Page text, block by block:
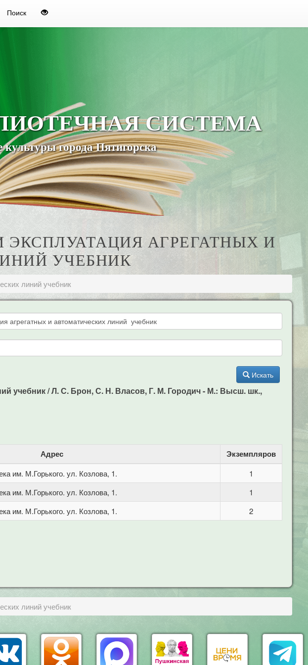
Поиск
СИСТЕМА
города Пятигорска
АГРЕГАТНЫХ И
УЧЕБНИК
линий учебник
Искать
учебник / Л. С. Брон, С. Н. Власов, Г. М. Городич - М.: Высш. шк.,
Адрес Экземпляров
им. М.Горького. ул. Козлова, 1.
1
им. М.Горького. ул. Козлова, 1.
1
им. М.Горького. ул. Козлова, 1. 2
линий учебник